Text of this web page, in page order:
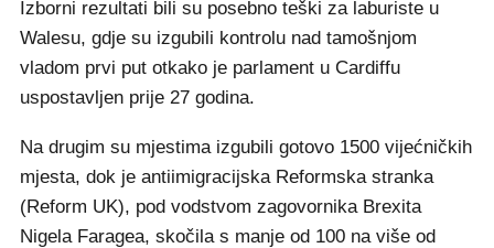
Izborni rezultati bili su posebno teški za laburiste u
Walesu, gdje su izgubili kontrolu nad tamošnjom
vladom prvi put otkako je parlament u Cardiffu
uspostavljen prije 27 godina.
Na drugim su mjestima izgubili gotovo 1500 vijećničkih
mjesta, dok je antiimigracijska Reformska stranka
(Reform UK), pod vodstvom zagovornika Brexita
Nigela Faragea, skočila s manje od 100 na više od